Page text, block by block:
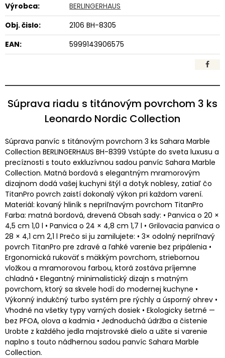
Výrobca:
BERLINGERHAUS
Obj. čislo:
2106 BH-8305
EAN:
5999143906575
Súprava riadu s titánovým povrchom 3 ks
Leonardo Nordic Collection
Súprava panvíc s titánovým povrchom 3 ks Sahara Marble
Collection BERLINGERHAUS BH-8399 Vstúpte do sveta luxusu a
precíznosti s touto exkluzívnou sadou panvíc Sahara Marble
Collection. Matná bordová s elegantným mramorovým
dizajnom dodá vašej kuchyni štýl a dotyk noblesy, zatiaľ čo
TitanPro povrch zaistí dokonalý výkon pri každom varení.
Materiál: kovaný hliník s nepriľnavým povrchom TitanPro
Farba: matná bordová, drevená Obsah sady: • Panvica o 20 ×
4,5 cm 1,0 l • Panvica o 24 × 4,8 cm 1,7 l • Grilovacia panvica o
28 × 4,1 cm 2,1 l Prečo si ju zamilujete: • 3× odolný nepriľnavý
povrch TitanPro pre zdravé a ľahké varenie bez pripálenia •
Ergonomická rukoväť s mäkkým povrchom, striebornou
vložkou a mramorovou farbou, ktorá zostáva príjemne
chladná • Elegantný minimalistický dizajn s matným
povrchom, ktorý sa skvele hodí do modernej kuchyne •
Výkonný indukčný turbo systém pre rýchly a úsporný ohrev •
Vhodné na všetky typy varných dosiek • Ekologicky šetrné —
bez PFOA, olova a kadmia • Jednoduchá údržba a čistenie
Urobte z každého jedla majstrovské dielo a užite si varenie
naplno s touto nádhernou sadou panvíc Sahara Marble
Collection.